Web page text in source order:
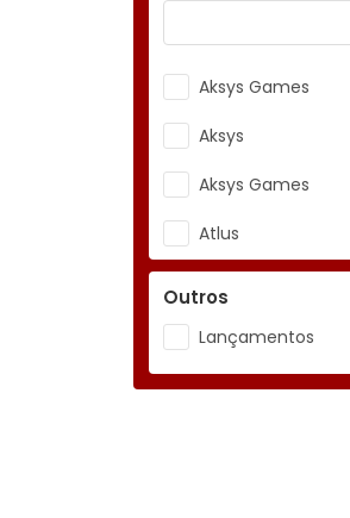
Aksys Games
Aksys
Aksys Games
Atlus
Atlus; SNK Playmore
Bandai Namco
Outros
Lançamentos